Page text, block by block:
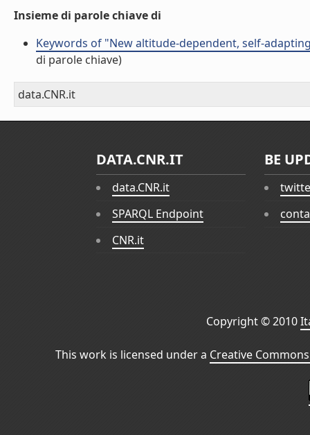
Insieme di parole chiave di
Keywords of "New altitude-dependent, self-
di parole chiave)
data.CNR.it
DATA.CNR.IT
data.CNR.it
SPARQL Endpoint
CNR.it
BE
Copyright © 2010
This work is licensed under a Creative